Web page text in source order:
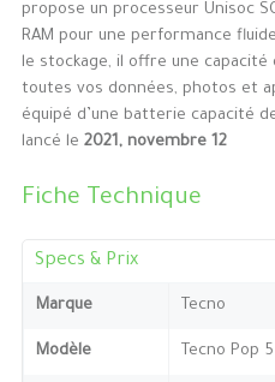
propose un processeur Unisoc
RAM pour une performance
le stockage, il offre une capacité
toutes vos données, photos et
équipé d’une batterie capacité
lancé le 2021, novembre 12
Fiche Technique
Specs & Prix
Marque Tecno
Modèle Tecno Pop 5